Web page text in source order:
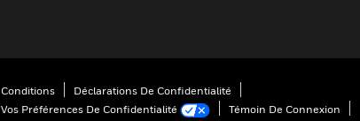
Conditions
Déclarations De Confidentialité
Vos Préférences De Confidentialité
Témoin De Connexion